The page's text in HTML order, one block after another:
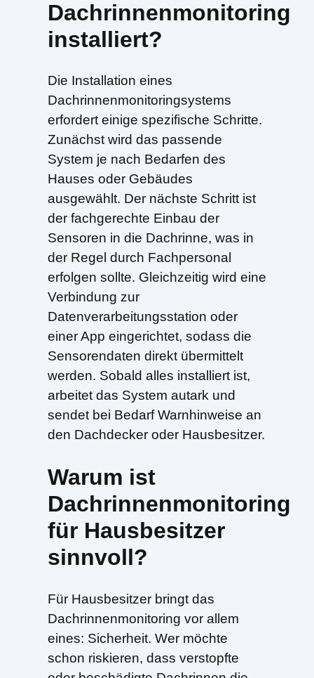
Dachrinnenmonitoring
installiert?
Die Installation eines
Dachrinnenmonitoringsystems
erfordert einige spezifische Schritte.
Zunächst wird das passende
System je nach Bedarfen des
Hauses oder Gebäudes
ausgewählt. Der nächste Schritt ist
der fachgerechte Einbau der
Sensoren in die Dachrinne, was in
der Regel durch Fachpersonal
erfolgen sollte. Gleichzeitig wird eine
Verbindung zur
Datenverarbeitungsstation oder
einer App eingerichtet, sodass die
Sensorendaten direkt übermittelt
werden. Sobald alles installiert ist,
arbeitet das System autark und
sendet bei Bedarf Warnhinweise an
den Dachdecker oder Hausbesitzer.
Warum ist
Dachrinnenmonitoring
für Hausbesitzer
sinnvoll?
Für Hausbesitzer bringt das
Dachrinnenmonitoring vor allem
eines: Sicherheit. Wer möchte
schon riskieren, dass verstopfte